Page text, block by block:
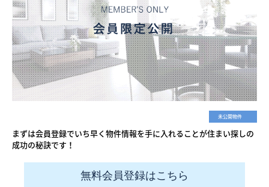
未公開物件
まずは会員登録でいち早く物件情報を手に入れることが住まい探しの
成功の秘訣です！
無料会員登録はこちら